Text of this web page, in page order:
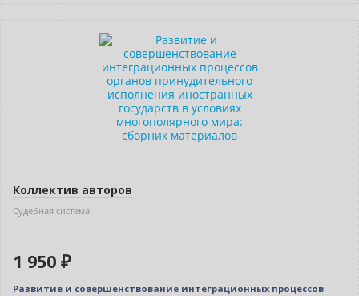
Коллектив авторов
Судебная система
1 950 ₽
Развитие и совершенствование интеграционных процессов